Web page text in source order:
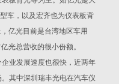
车，以及宏齐也为仪表板背
亿光目前是台湾地区车用
光总营收的很小份额。
业发展速度也很快，近两年
其中深圳瑞丰光电在汽车仪